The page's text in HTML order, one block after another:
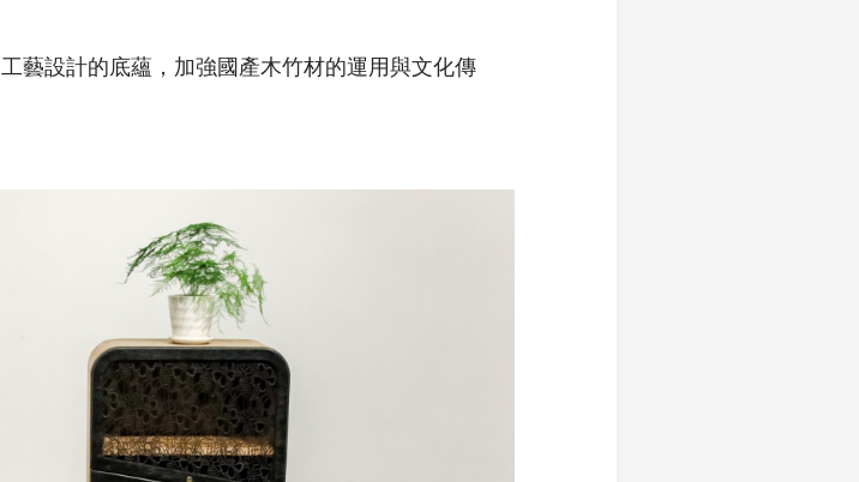
藝設計的底蘊，加強國產木竹材的運用與文化傳